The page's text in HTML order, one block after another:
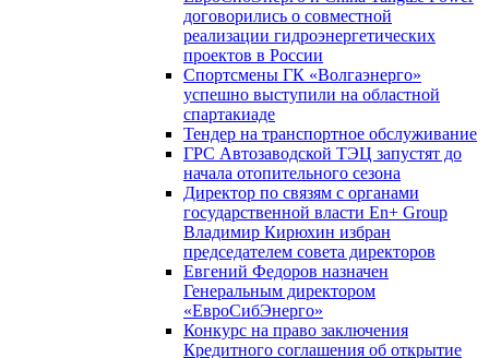
договорились о совместной
реализации гидроэнергетических
проектов в России
Спортсмены ГК «Волгаэнерго»
успешно выступили на областной
спартакиаде
Тендер на транспортное обслуживание
ГРС Автозаводской ТЭЦ запустят до
начала отопительного сезона
Директор по связям с органами
государственной власти En+ Group
Владимир Кирюхин избран
председателем совета директоров
Евгений Федоров назначен
Генеральным директором
«ЕвроСибЭнерго»
Конкурс на право заключения
Кредитного соглашения об открытие